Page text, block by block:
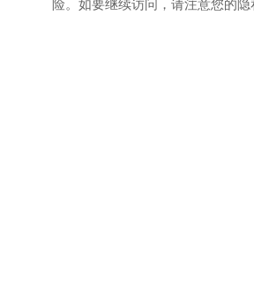
险。如要继续访问，请注意您的隐